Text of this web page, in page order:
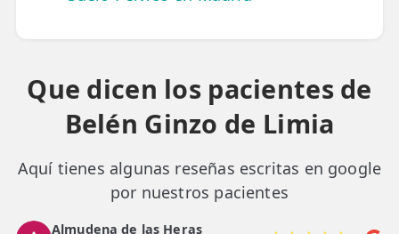
Bursitis de Hombro
Síndrome Piramidal
Tendinitis de Aquiles
Que dicen los pacientes de
Belén Ginzo de Limia
Aquí tienes algunas reseñas escritas en google
por nuestros pacientes
Almudena de las Heras